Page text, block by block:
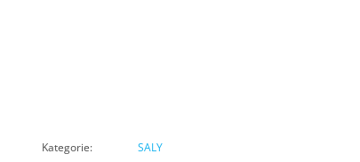
Kategorie:
SALY